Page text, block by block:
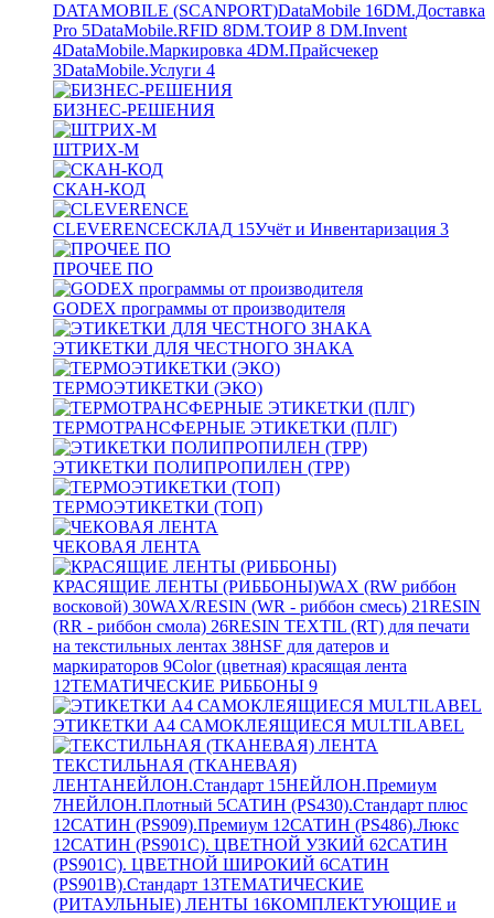
DATAMOBILE (SCANPORT)DataMobile 16DM.Доставка
Pro 5DataMobile.RFID 8DM.ТОИР 8 DM.Invent
4DataMobile.Маркировка 4DM.Прайсчекер
3DataMobile.Услуги 4
БИЗНЕС-РЕШЕНИЯ
ШТРИХ-М
СКАН-КОД
CLEVERENCEСКЛАД 15Учёт и Инвентаризация 3
ПРОЧЕЕ ПО
GODEX программы от производителя
ЭТИКЕТКИ ДЛЯ ЧЕСТНОГО ЗНАКА
ТЕРМОЭТИКЕТКИ (ЭКО)
ТЕРМОТРАНСФЕРНЫЕ ЭТИКЕТКИ (ПЛГ)
ЭТИКЕТКИ ПОЛИПРОПИЛЕН (TPP)
ТЕРМОЭТИКЕТКИ (ТОП)
ЧЕКОВАЯ ЛЕНТА
КРАСЯЩИЕ ЛЕНТЫ (РИББОНЫ)WAX (RW риббон
восковой) 30WAX/RESIN (WR - риббон смесь) 21RESIN
(RR - риббон смола) 26RESIN TEXTIL (RT) для печати
на текстильных лентах 38HSF для датеров и
маркираторов 9Color (цветная) красящая лента
12ТЕМАТИЧЕСКИЕ РИББОНЫ 9
ЭТИКЕТКИ А4 САМОКЛЕЯЩИЕСЯ MULTILABEL
ТЕКСТИЛЬНАЯ (ТКАНЕВАЯ)
ЛЕНТАНЕЙЛОН.Стандарт 15НЕЙЛОН.Премиум
7НЕЙЛОН.Плотный 5САТИН (PS430).Стандарт плюс
12САТИН (PS909).Премиум 12САТИН (PS486).Люкс
12САТИН (PS901C). ЦВЕТНОЙ УЗКИЙ 62САТИН
(PS901C). ЦВЕТНОЙ ШИРОКИЙ 6САТИН
(PS901B).Стандарт 13ТЕМАТИЧЕСКИЕ
(РИТАУЛЬНЫЕ) ЛЕНТЫ 16КОМПЛЕКТУЮЩИЕ и